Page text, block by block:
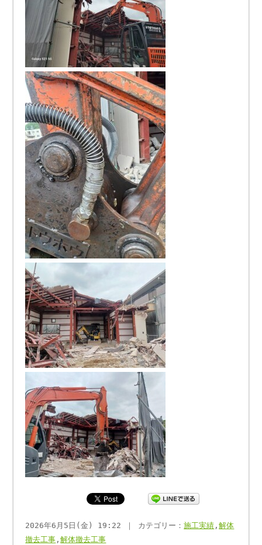
2026年6月5日(金) 19:22 ｜ カテゴリー：施工実績 ,解体
撤去工事 ,解体撤去工事